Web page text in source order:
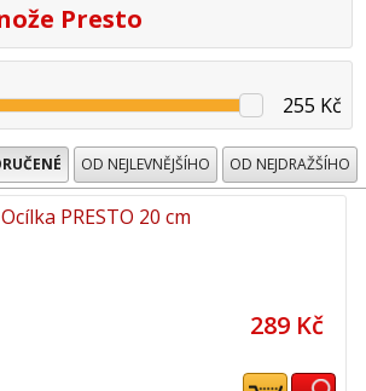
Presto
255 Kč
OD NEJLEVNĚJŠÍHO OD NEJDRAŽŠÍHO
Ocílka PRESTO 20 cm
289 Kč